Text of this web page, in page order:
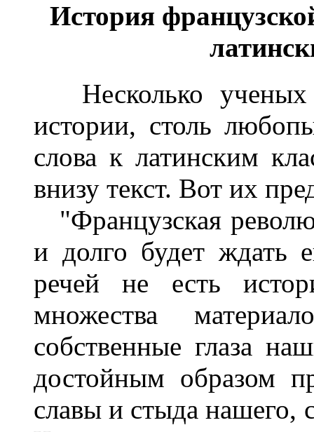
История
Несколько ученых
истории, столь
слова к латинским
внизу текст. Вот их
"Французская
и долго будет ждать
речей не есть
множества
собственные глаза
достойным образом
славы и стыда нашего,